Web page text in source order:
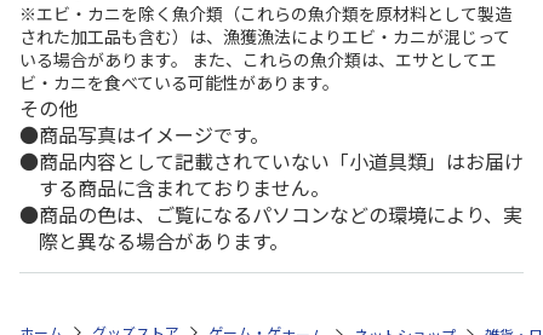
※エビ・カニを除く魚介類（これらの魚介類を原材料として製造
された加工品も含む）は、漁獲漁法によりエビ・カニが混じって
いる場合があります。 また、これらの魚介類は、エサとしてエ
ビ・カニを食べている可能性があります。
その他
商品写真はイメージです。
商品内容として記載されていない「小道具類」はお届け
する商品に含まれておりません。
商品の色は、ご覧になるパソコンなどの環境により、実
際と異なる場合があります。